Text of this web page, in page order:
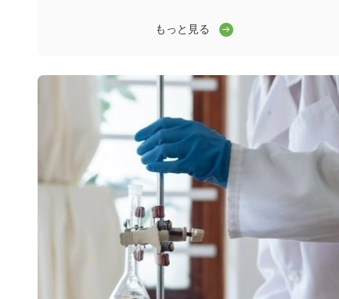
な運用を確保する上で重要な役割を果たしますワイダーコ
じてサーバー,インターネットサービスプロバイダー (ISP)
との接続を容易にする.そして他のスイッチの合計効率的に
転送されるトラフィックを処理するには,コアレイヤスイッ
チは大きなパワーと容量を持つ必要があります. そのため,
迅速で完全な管理スイッチであることが重要です. ...
もっと見る